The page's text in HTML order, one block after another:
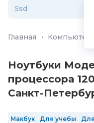
Главная ·
Ноутбуки
процессора
Санкт-
Макбук Для учебы